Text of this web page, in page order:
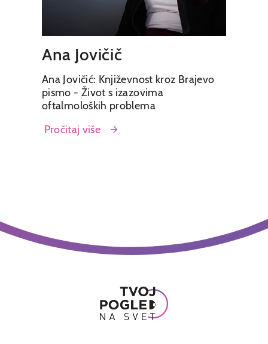
Ana Jovičič
Ana Jovičić: Književnost kroz Brajevo
pismo - Život s izazovima
oftalmoloških problema
Pročitaj više